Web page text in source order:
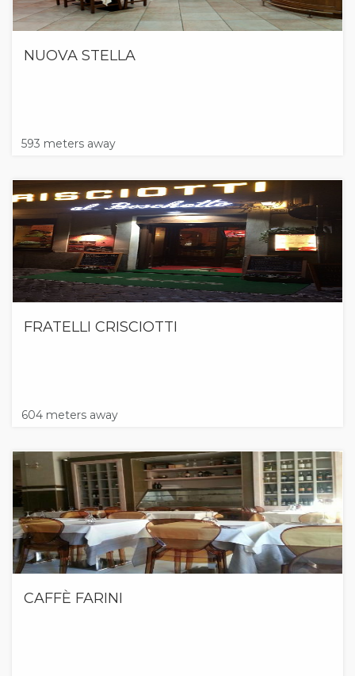
NUOVA STELLA
593 meters away
FRATELLI CRISCIOTTI
604 meters away
CAFFÈ FARINI